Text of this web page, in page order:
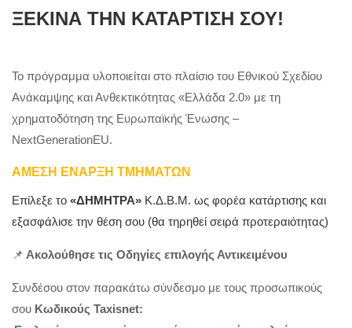
ΞΕΚΙΝΑ ΤΗΝ ΚΑΤΑΡΤΙΣΗ ΣΟΥ!
Το πρόγραμμα υλοποιείται στο πλαίσιο του Εθνικού Σχεδίου
Ανάκαμψης και Ανθεκτικότητας «Ελλάδα 2.0» με τη
χρηματοδότηση της Ευρωπαϊκής Ένωσης –
NextGenerationEU.
ΑΜΕΣΗ ΕΝΑΡΞΗ ΤΜΗΜΑΤΩΝ
Επίλεξε το «ΔΗΜΗΤΡΑ» Κ.Δ.Β.Μ. ως φορέα κατάρτισης και
εξασφάλισε την θέση σου (θα τηρηθεί σειρά προτεραιότητας)
📌 Ακολούθησε τις Οδηγίες επιλογής Αντικειμένου
Συνδέσου στον παρακάτω σύνδεσμο με τους προσωπικούς
σου Κωδικούς Taxisnet: